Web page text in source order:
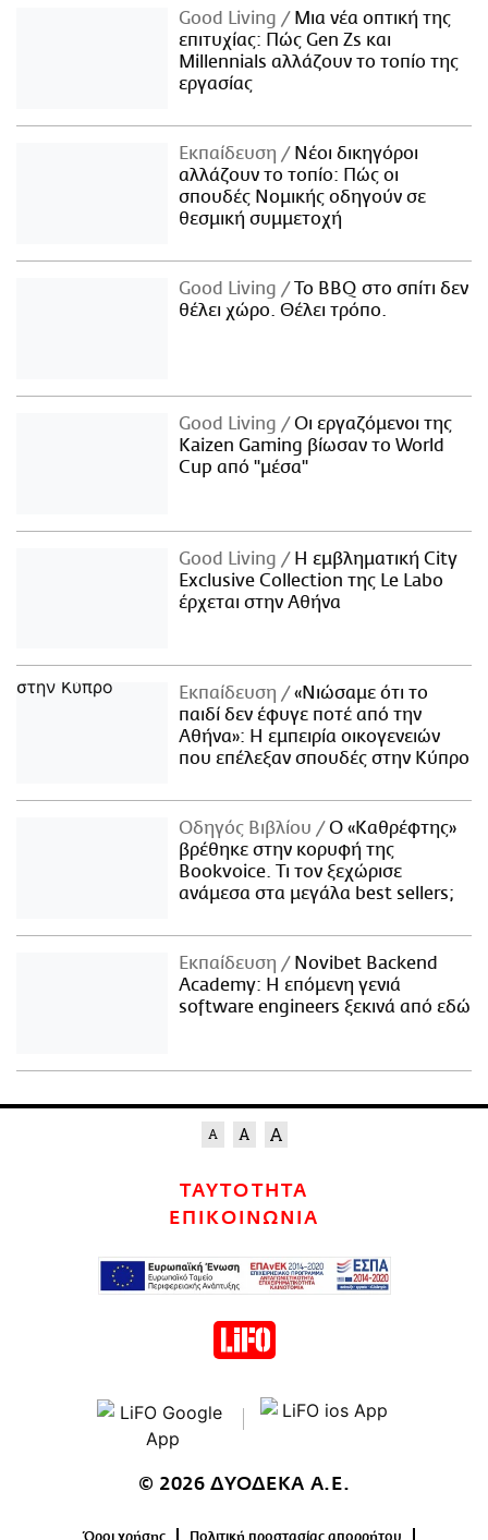
Good Living
Μια νέα οπτική της
επιτυχίας: Πώς Gen Zs και
Millennials αλλάζουν το τοπίο της
εργασίας
Εκπαίδευση
Νέοι δικηγόροι
αλλάζουν το τοπίο: Πώς οι
σπουδές Νομικής οδηγούν σε
θεσμική συμμετοχή
Good Living
Το BBQ στο σπίτι δεν
θέλει χώρο. Θέλει τρόπο.
Good Living
Οι εργαζόμενοι της
Kaizen Gaming βίωσαν το World
Cup από "μέσα"
Good Living
Η εμβληματική City
Exclusive Collection της Le Labo
έρχεται στην Αθήνα
Εκπαίδευση
«Νιώσαμε ότι το
παιδί δεν έφυγε ποτέ από την
Αθήνα»: Η εμπειρία οικογενειών
που επέλεξαν σπουδές στην Κύπρο
Οδηγός Βιβλίου
Ο «Καθρέφτης»
βρέθηκε στην κορυφή της
Bookvoice. Τι τον ξεχώρισε
ανάμεσα στα μεγάλα best sellers;
Εκπαίδευση
Novibet Backend
Academy: Η επόμενη γενιά
software engineers ξεκινά από εδώ
ΤΑΥΤΟΤΗΤΑ
ΕΠΙΚΟΙΝΩΝΙΑ
© 2026 ΔΥΟΔΕΚΑ Α.Ε.
Όροι χρήσης Πολιτική προστασίας απορρήτου